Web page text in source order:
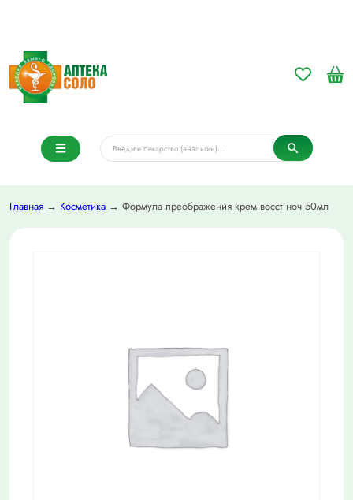
Главная → Косметика → Формула преображения крем восст ноч 50мл